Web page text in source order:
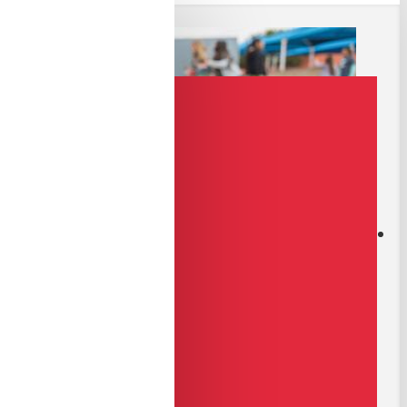
yapın. Mükemmel ses getiren fon müziğinin kolay ve esnek